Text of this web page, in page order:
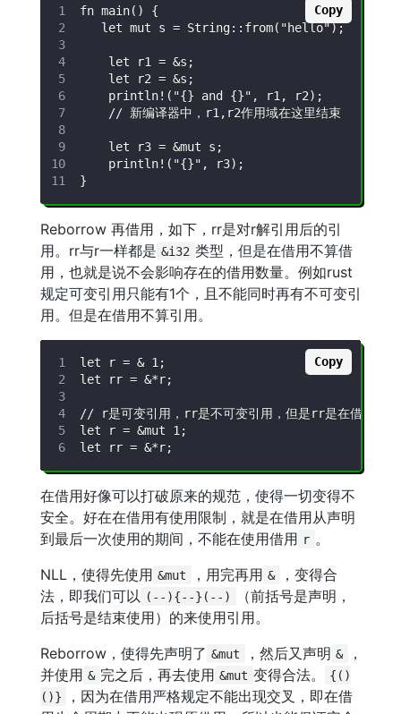
   let mut s = String::from("hello");
    // 新编译器中，r1,r2作用域在这里结束
Copy
Reborrow 再借用，如下，rr是对r解引用后的引
用。rr与r一样都是 &i32 类型，但是在借用不算借
用，也就是说不会影响存在的借用数量。例如rust
规定可变引用只能有1个，且不能同时再有不可变引
用。但是在借用不算引用。
Copy
在借用好像可以打破原来的规范，使得一切变得不
安全。好在在借用有使用限制，就是在借用从声明
到最后一次使用的期间，不能在使用借用 r 。
NLL，使得先使用 &mut ，用完再用 &
，变得合
法，即我们可以
(--){--}(--)
（前括号是声明，
后括号是结束使用）的来使用引用。
Reborrow，使得先声明了 &mut ，然后又声明 &
，
并使用 & 完之后，再去使用 &mut 变得合法。
{()
()}
，因为在借用严格规定不能出现交叉，即在借